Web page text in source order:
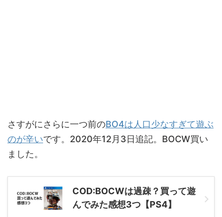
さすがにさらに一つ前のBO4は人口少なすぎて遊ぶ
のが辛いです。2020年12月3日追記。BOCW買い
ました。
COD:BOCWは過疎？買って遊
んでみた感想3つ【PS4】